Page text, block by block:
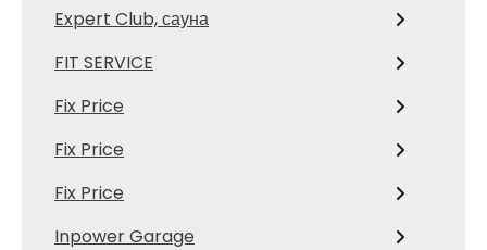
Expert Club, сауна
FIT SERVICE
Fix Price
Fix Price
Fix Price
Inpower Garage